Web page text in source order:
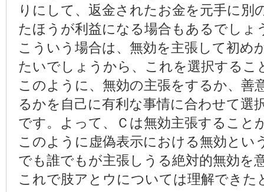
りにして、返金されたお金を元手に別
たほうが利益になる場合もあるでしょ
こういう場合は、無効を主張して初め
たいでしょうから、これを選択するこ
このように、無効の主張をするか、善
るかを自己に有利な事情に合わせて選
です。よって、Ｃは無効主張すること
このように虚偽表示における無効とい
でも誰でもが主張しうる絶対的無効を
これで肢アとウについては理解できた